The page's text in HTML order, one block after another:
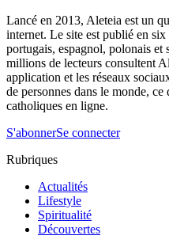
Lancé en 2013, Aleteia est un
internet. Le site est publié en
portugais, espagnol, polonais et
millions de lecteurs consultent
application et les réseaux
de personnes dans le monde,
catholiques en ligne.
S'abonnerSe connecter
Rubriques
Actualités
Lifestyle
Spiritualité
Découvertes